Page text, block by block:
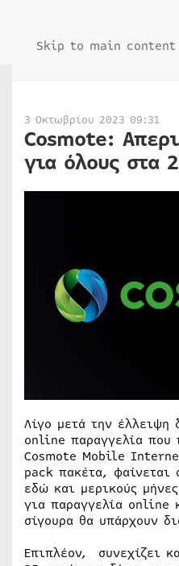
Skip to main content
3 Οκτωβρίου 2023 09:31
Cosmote:
για όλους στα
Λίγο μετά την έλλειψη
online παραγγελία που
Cosmote Mobile
pack πακέτα, φαίνεται
εδώ και μερικούς
για παραγγελία online
σίγουρα θα υπάρχουν
Επιπλέον, συνεχίζει